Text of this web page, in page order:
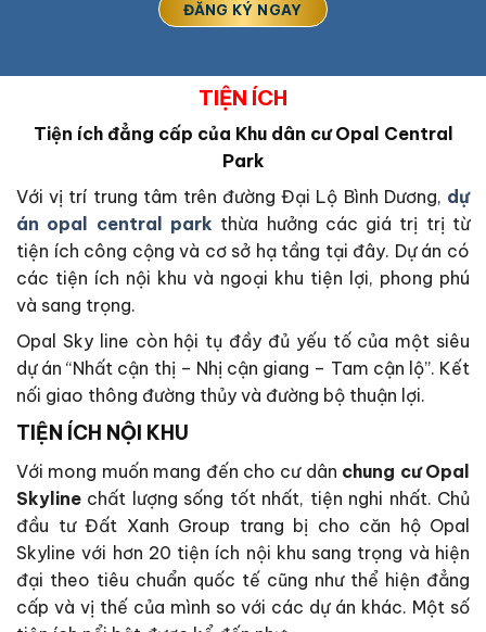
TIỆN ÍCH
Tiện ích đẳng cấp của Khu dân cư Opal Central
Park
Với vị trí trung tâm trên đường Đại Lộ Bình Dương, dự
án opal central park thừa hưởng các giá trị trị từ
tiện ích công cộng và cơ sở hạ tầng tại đây. Dự án có
các tiện ích nội khu và ngoại khu tiện lợi, phong phú
và sang trọng.
Opal Sky line còn hội tụ đầy đủ yếu tố của một siêu
dự án “Nhất cận thị – Nhị cận giang – Tam cận lộ”. Kết
nối giao thông đường thủy và đường bộ thuận lợi.
TIỆN ÍCH NỘI KHU
Với mong muốn mang đến cho cư dân chung cư Opal
Skyline chất lượng sống tốt nhất, tiện nghi nhất. Chủ
đầu tư Đất Xanh Group trang bị cho căn hộ Opal
Skyline với hơn 20 tiện ích nội khu sang trọng và hiện
đại theo tiêu chuẩn quốc tế cũng như thể hiện đẳng
cấp và vị thế của mình so với các dự án khác. Một số